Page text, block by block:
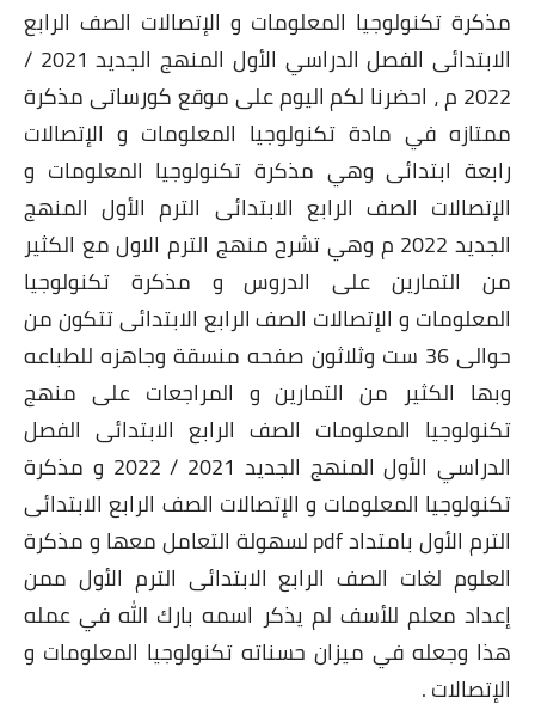
مذكرة تكنولوجيا المعلومات و الإتصالات الصف الرابع
الابتدائى الفصل الدراسي الأول المنهج الجديد 2021 /
2022 م ، احضرنا لكم اليوم على موقع كورساتى مذكرة
ممتازه في مادة تكنولوجيا المعلومات و الإتصالات
رابعة ابتدائى وهي مذكرة تكنولوجيا المعلومات و
الإتصالات الصف الرابع الابتدائى الترم الأول المنهج
الجديد 2022 م وهي تشرح منهج الترم الاول مع الكثير
من التمارين على الدروس و مذكرة تكنولوجيا
المعلومات و الإتصالات الصف الرابع الابتدائى تتكون من
حوالى 36 ست وثلاثون صفحه منسقة وجاهزه للطباعه
وبها الكثير من التمارين و المراجعات على منهج
تكنولوجيا المعلومات الصف الرابع الابتدائى الفصل
الدراسي الأول المنهج الجديد 2021 / 2022 و مذكرة
تكنولوجيا المعلومات و الإتصالات الصف الرابع الابتدائى
الترم الأول بامتداد pdf لسهولة التعامل معها و مذكرة
العلوم لغات الصف الرابع الابتدائى الترم الأول ممن
إعداد معلم للأسف لم يذكر اسمه بارك الله في عمله
هذا وجعله في ميزان حسناته تكنولوجيا المعلومات و
الإتصالات .